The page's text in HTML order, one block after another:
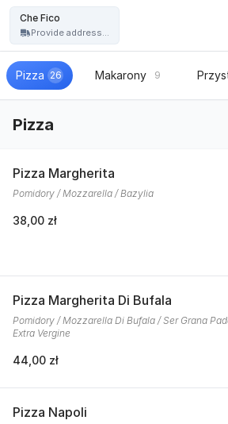
Che Fico
Provide address...
Pizza 26 Makarony 9
Pizza
Pizza Margherita
Pomidory / Mozzarella / Bazylia
38,00 zł
Pizza Margherita Di Bufala
Pomidory / Mozzarella Di Bufala / Ser Grana
Extra Vergine
44,00 zł
Pizza Napoli